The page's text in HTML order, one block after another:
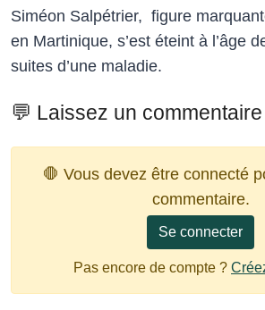
Siméon Salpétrier, figure
en Martinique, s’est éteint à l’âge
suites d’une maladie.
💬 Laissez un commentaire
🛑 Vous devez être connecté
commentaire.
Se connecter
Pas encore de compte ?